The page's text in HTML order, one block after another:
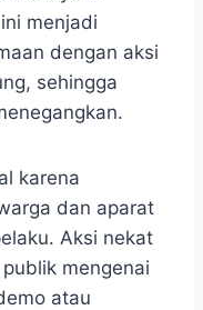
menjadi
dengan aksi
sehingga
karena
dan aparat
Aksi nekat
mengenai
atau